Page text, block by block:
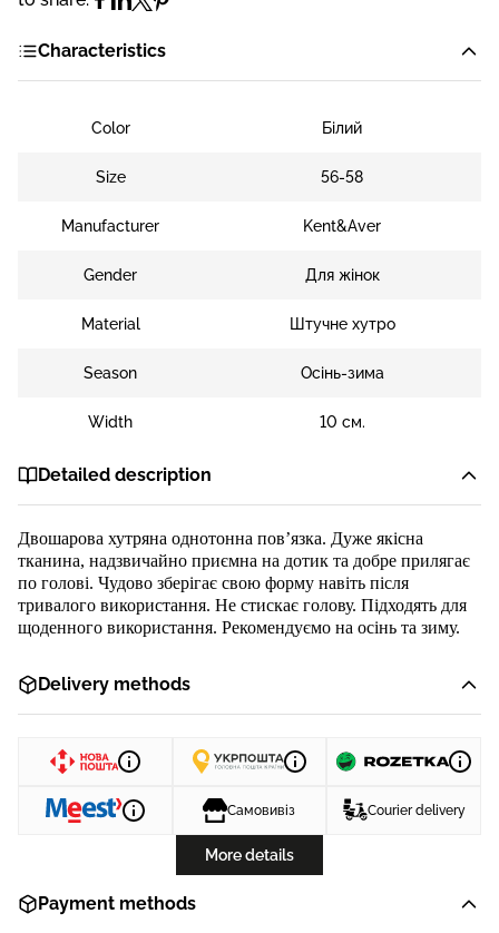
Characteristics
Color Білий
Size 56-58
Manufacturer Kent&Aver
Gender Для жінок
Material Штучне хутро
Season Осінь-зима
Width 10 см.
Detailed description
Двошарова хутряна однотонна пов’язка. Дуже якісна
тканина, надзвичайно приємна на дотик та добре прилягає
по голові. Чудово зберігає свою форму навіть після
тривалого використання. Не стискає голову. Підходять для
щоденного використання. Рекомендуємо на осінь та зиму.
Delivery methods
Самовивіз Courier delivery
More details
Payment methods